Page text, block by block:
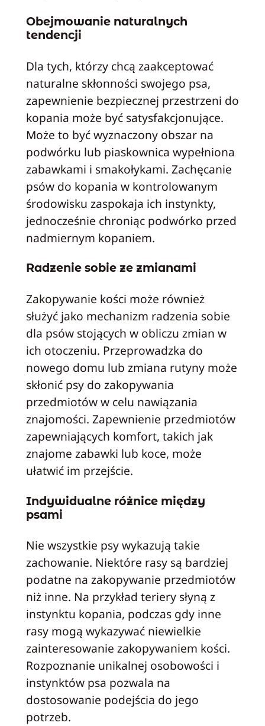
Obejmowanie naturalnych
tendencji
Dla tych, którzy chcą zaakceptować
naturalne skłonności swojego psa,
zapewnienie bezpiecznej przestrzeni do
kopania może być satysfakcjonujące.
Może to być wyznaczony obszar na
podwórku lub piaskownica wypełniona
zabawkami i smakołykami. Zachęcanie
psów do kopania w kontrolowanym
środowisku zaspokaja ich instynkty,
jednocześnie chroniąc podwórko przed
nadmiernym kopaniem.
Radzenie sobie ze zmianami
Zakopywanie kości może również
służyć jako mechanizm radzenia sobie
dla psów stojących w obliczu zmian w
ich otoczeniu. Przeprowadzka do
nowego domu lub zmiana rutyny może
skłonić psy do zakopywania
przedmiotów w celu nawiązania
znajomości. Zapewnienie przedmiotów
zapewniających komfort, takich jak
znajome zabawki lub koce, może
ułatwić im przejście.
Indywidualne różnice między
psami
Nie wszystkie psy wykazują takie
zachowanie. Niektóre rasy są bardziej
podatne na zakopywanie przedmiotów
niż inne. Na przykład teriery słyną z
instynktu kopania, podczas gdy inne
rasy mogą wykazywać niewielkie
zainteresowanie zakopywaniem kości.
Rozpoznanie unikalnej osobowości i
instynktów psa pozwala na
dostosowanie podejścia do jego
potrzeb.